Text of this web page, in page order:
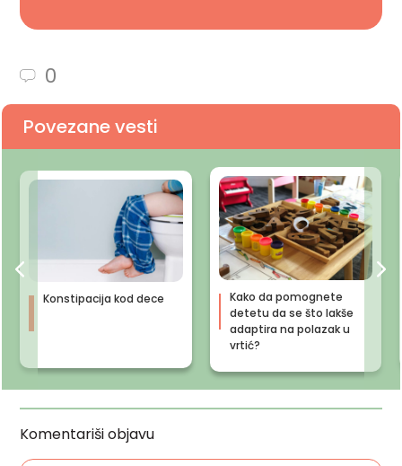
0
Povezane vesti
Konstipacija kod dece
Kako da pomognete
detetu da se što lakše
adaptira na polazak u
vrtić?
Komentariši objavu